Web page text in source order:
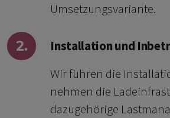
Umsetzungsvariante.
2.
Installation und
Wir führen die
nehmen die
dazugehörige